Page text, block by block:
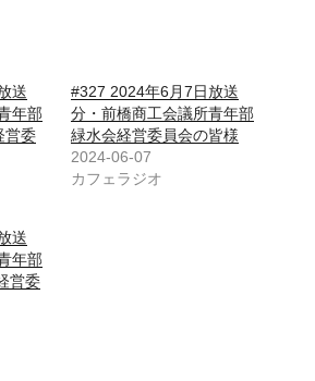
送
年部
営委
#327 2024年6月7日放送
分・前橋商工会議所青年部
緑水会経営委員会の皆様
2024-06-07
カフェラジオ
送
年部
営委